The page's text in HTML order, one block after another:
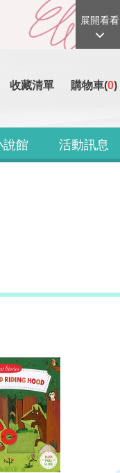
展開看看
收藏清單 購物車(0)
說館 活動訊息